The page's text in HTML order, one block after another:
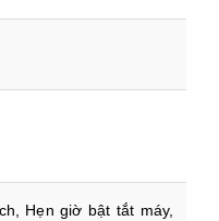
Hẹn giờ bật tắt máy,